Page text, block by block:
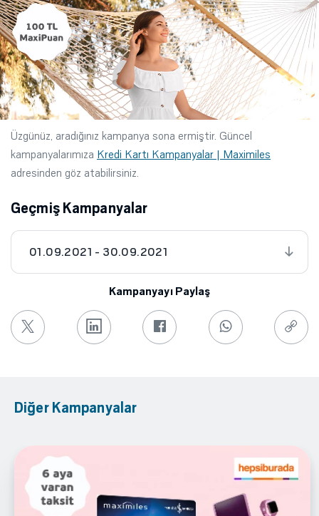
Üzgünüz, aradığınız kampanya sona ermiştir. Güncel
kampanyalarımıza Kredi Kartı Kampanyalar | Maximiles
adresinden göz atabilirsiniz.
Geçmiş Kampanyalar
01.09.2021 - 30.09.2021
Kampanyayı Paylaş
Diğer Kampanyalar